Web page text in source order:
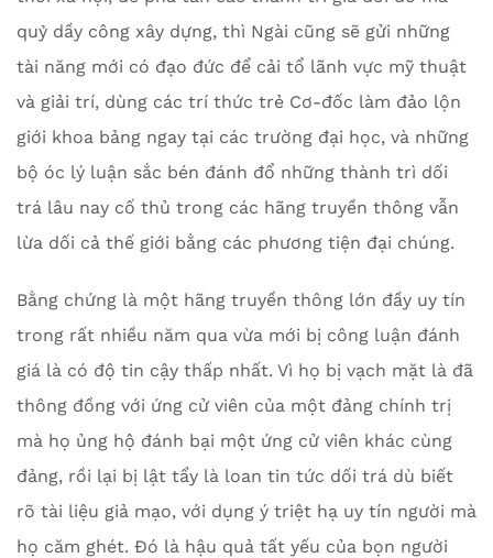
quỷ dầy công xây dựng, thì Ngài cũng sẽ gửi những
tài năng mới có đạo đức để cải tổ lãnh vực mỹ thuật
và giải trí, dùng các trí thức trẻ Cơ-đốc làm đảo lộn
giới khoa bảng ngay tại các trường đại học, và những
bộ óc lý luận sắc bén đánh đổ những thành trì dối
trá lâu nay cố thủ trong các hãng truyền thông vẫn
lừa dối cả thế giới bằng các phương tiện đại chúng.
Bằng chứng là một hãng truyền thông lớn đầy uy tín
trong rất nhiều năm qua vừa mới bị công luận đánh
giá là có độ tin cậy thấp nhất. Vì họ bị vạch mặt là đã
thông đồng với ứng cử viên của một đảng chính trị
mà họ ủng hộ đánh bại một ứng cử viên khác cùng
đảng, rồi lại bị lật tẩy là loan tin tức dối trá dù biết
rõ tài liệu giả mạo, với dụng ý triệt hạ uy tín người mà
họ căm ghét. Đó là hậu quả tất yếu của bọn người